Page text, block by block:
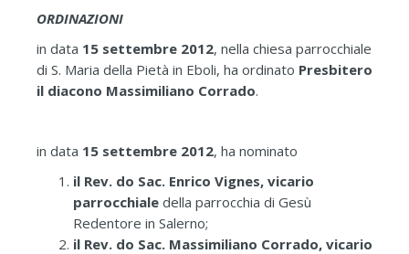
ORDINAZIONI
in data 15 settembre 2012, nella chiesa parrocchiale
di S. Maria della Pietà in Eboli, ha ordinato Presbitero
il diacono Massimiliano Corrado.
in data 15 settembre 2012, ha nominato
il Rev. do Sac. Enrico Vignes, vicario
parrocchiale della parrocchia di Gesù
Redentore in Salerno;
il Rev. do Sac. Massimiliano Corrado, vicario